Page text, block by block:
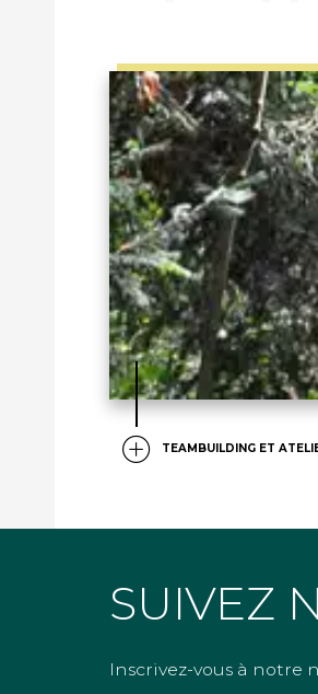
TEAMBUILDING ET
SUIVEZ
Inscrivez-vous à notre